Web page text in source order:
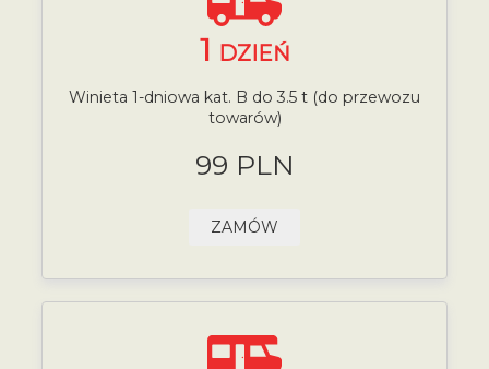
1 DZIEŃ
Winieta 1-dniowa kat. B do 3.5 t (do przewozu
towarów)
99 PLN
ZAMÓW